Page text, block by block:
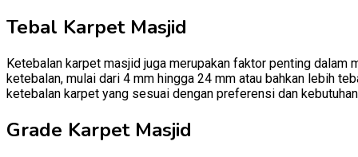
Tebal Karpet Masjid
Ketebalan karpet masjid juga merupakan faktor penting
ketebalan, mulai dari 4 mm hingga 24 mm atau bahkan lebih
ketebalan karpet yang sesuai dengan preferensi dan
Grade Karpet Masjid